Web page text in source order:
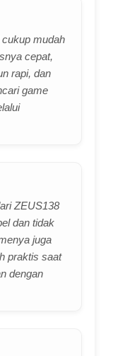
mudah
cepat,
rapi, dan
game
ZEUS138
dan tidak
juga
praktis saat
dengan